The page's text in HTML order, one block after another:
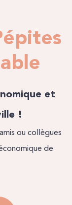
et
!
ou collègues
de